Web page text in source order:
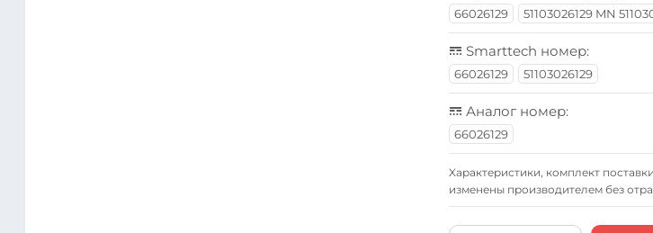
66026129 51103026129 MN
Smarttech номер:
66026129 51103026129
Аналог номер:
66026129
Xарактеристики, комплект
изменены производителем без